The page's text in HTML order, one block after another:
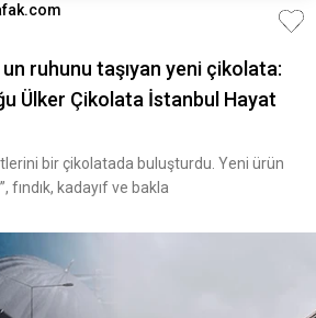
ruhunu taşıyan yeni çikolata:
Ülker Çikolata İstanbul Hayat
bir çikolatada buluşturdu. Yeni ürün
fındık, kadayıf ve bakla